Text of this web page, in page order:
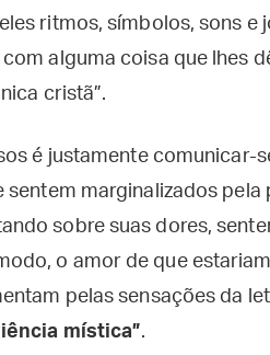
ritmos, símbolos, sons e
alguma coisa que lhes
cristã”.
é justamente comunicar-
sentem marginalizados
sobre suas dores,
o amor de que
pelas sensações da
mística”.